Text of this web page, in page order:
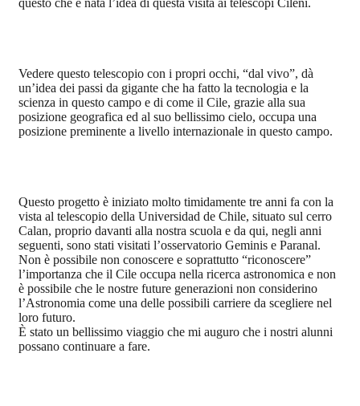
Vedere questo telescopio con i propri occhi, “dal vivo”, dà
un’idea dei passi da gigante che ha fatto la tecnologia e la
scienza in questo campo e di come il Cile, grazie alla sua
posizione geografica ed al suo bellissimo cielo, occupa una
posizione preminente a livello internazionale in questo campo.
Questo progetto è iniziato molto timidamente tre anni fa con la
vista al telescopio della Universidad de Chile, situato sul cerro
Calan, proprio davanti alla nostra scuola e da qui, negli anni
seguenti, sono stati visitati l’osservatorio Geminis e Paranal.
Non è possibile non conoscere e soprattutto “riconoscere”
l’importanza che il Cile occupa nella ricerca astronomica e non
è possibile che le nostre future generazioni non considerino
l’Astronomia come una delle possibili carriere da scegliere nel
loro futuro.
È stato un bellissimo viaggio che mi auguro che i nostri alunni
possano continuare a fare.